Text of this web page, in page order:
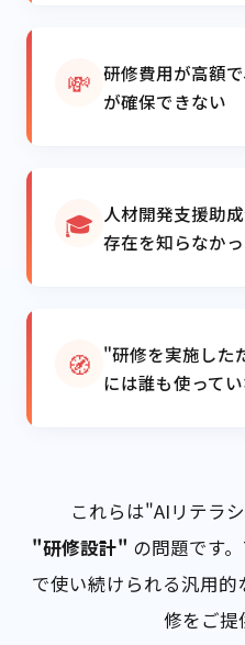
💸 研修費用が高額
が確保できない
🎓 人材開発支援助
存在を知らなか
🧭 "研修を実施した
には誰も使って
これらは"AIリテラ
"研修設計" の問題です
で使い続けられる汎用
修をご提